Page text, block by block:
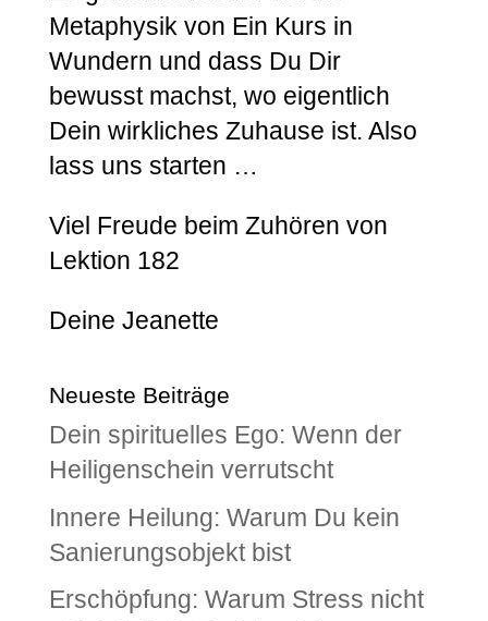
Metaphysik von Ein Kurs in
Wundern und dass Du Dir
bewusst machst, wo eigentlich
Dein wirkliches Zuhause ist. Also
lass uns starten …
Viel Freude beim Zuhören von
Lektion 182
Deine Jeanette
Neueste Beiträge
Dein spirituelles Ego: Wenn der
Heiligenschein verrutscht
Innere Heilung: Warum Du kein
Sanierungsobjekt bist
Erschöpfung: Warum Stress nicht